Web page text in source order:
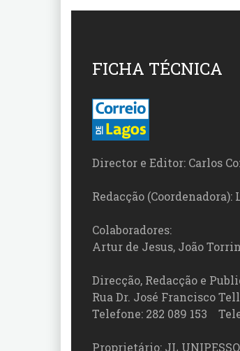
FICHA TÉCNICA
Director e Editor: Carlos
Redacção (Coordenadora):
Colaboradores:
Artur de Jesus, João
Direcção, Redacção e
Rua Dr. José Francisco
Telefone: 282 089 153
Proprietário: JL